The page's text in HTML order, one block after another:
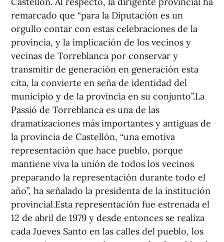
remarcado que “para la Diputación es un
orgullo contar con estas celebraciones de la
provincia, y la implicación de los vecinos y
vecinas de Torreblanca por conservar y
transmitir de generación en generación esta
cita, la convierte en seña de identidad del
municipio y de la provincia en su conjunto”.La
Passió de Torreblanca es una de las
dramatizaciones más importantes y antiguas de
la provincia de Castellón, “una emotiva
representación que hace pueblo, porque
mantiene viva la unión de todos los vecinos
preparando la representación durante todo el
año”, ha señalado la presidenta de la institución
provincial.Esta representación fue estrenada el
12 de abril de 1979 y desde entonces se realiza
cada Jueves Santo en las calles del pueblo, los